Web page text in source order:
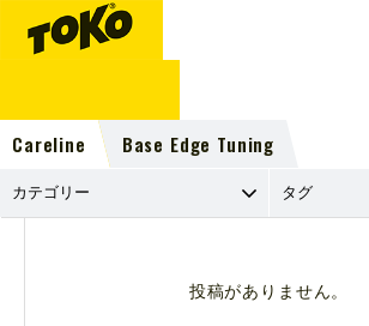
Careline Base Edge Tuning
投稿がありません。